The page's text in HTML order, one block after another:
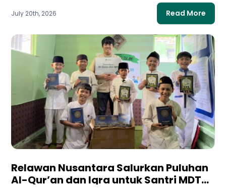
July 20th, 2026 Read More
Relawan Nusantara Salurkan Puluhan
Al-Qur’an dan Iqra untuk Santri MDTU